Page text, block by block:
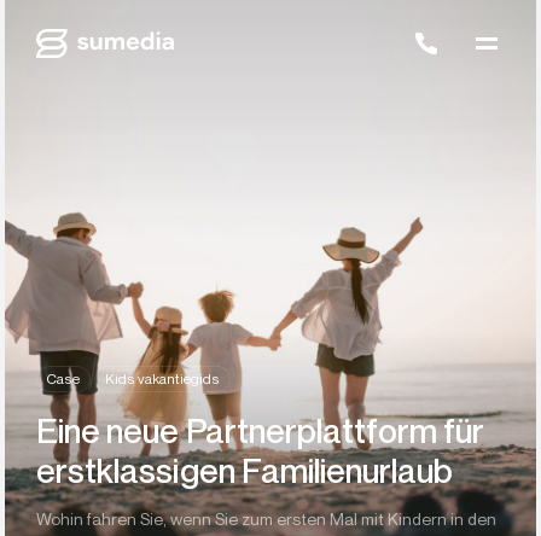
Case Kids vakantiegids
Eine neue Partnerplattform für
erstklassigen Familienurlaub
Wohin fahren Sie, wenn Sie zum ersten Mal mit Kindern in den